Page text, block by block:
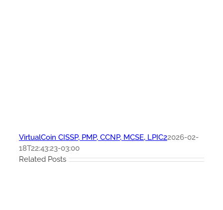
VirtualCoin CISSP, PMP, CCNP, MCSE, LPIC22026-02-
18T22:43:23-03:00
Related Posts